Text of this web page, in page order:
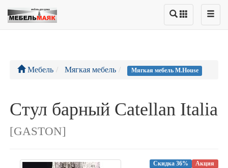
Мебель Мягкая мебель Мягкая мебель M.House
Стул барный Catellan Italia
[GASTON]
Акция
Скидка 36%